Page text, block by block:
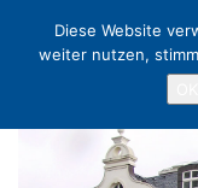
Diese Website
weiter nutzen,